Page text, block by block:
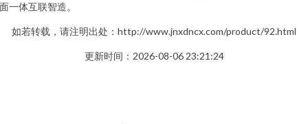
一体互联智造。
如若转载，请注明出处：http://www.jnxdncx.com/product/92.html
更新时间：2026-08-06 23:21:24